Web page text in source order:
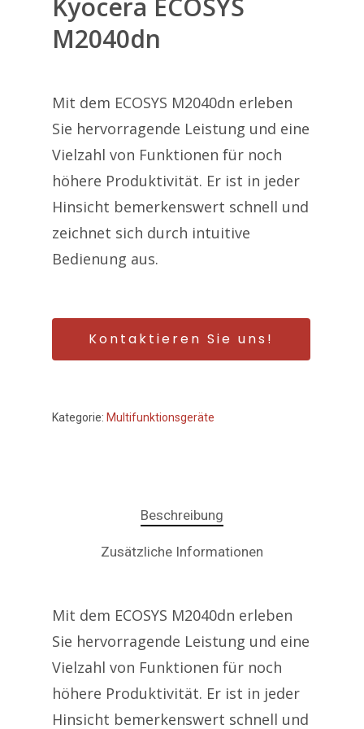
Kyocera ECOSYS
M2040dn
Mit dem ECOSYS M2040dn erleben
Sie hervorragende Leistung und eine
Vielzahl von Funktionen für noch
höhere Produktivität. Er ist in jeder
Hinsicht bemerkenswert schnell und
zeichnet sich durch intuitive
Bedienung aus.
Kontaktieren Sie uns!
Kategorie: Multifunktionsgeräte
Beschreibung
Zusätzliche Informationen
Mit dem ECOSYS M2040dn erleben
Sie hervorragende Leistung und eine
Vielzahl von Funktionen für noch
höhere Produktivität. Er ist in jeder
Hinsicht bemerkenswert schnell und